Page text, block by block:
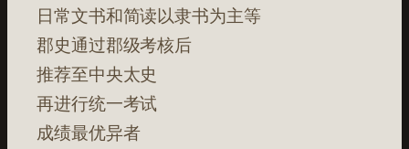
日常文书和简读以隶书为主等
郡史通过郡级考核后
推荐至中央太史
再进行统一考试
成绩最优异者